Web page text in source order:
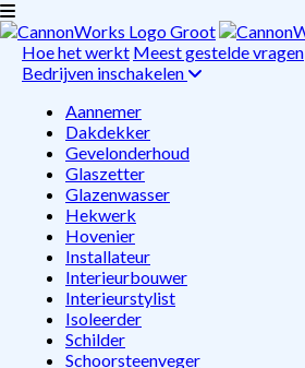
Hoe het werkt Meest gestelde vragen
Bedrijven inschakelen
Aannemer
Dakdekker
Gevelonderhoud
Glaszetter
Glazenwasser
Hekwerk
Hovenier
Installateur
Interieurbouwer
Interieurstylist
Isoleerder
Schilder
Schoorsteenveger